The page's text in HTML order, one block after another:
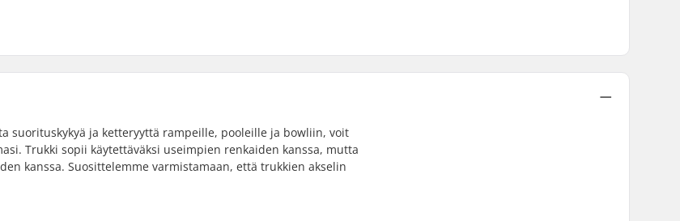
suorituskykyä ja ketteryyttä rampeille, pooleille ja bowliin, voit
Trukki sopii käytettäväksi useimpien renkaiden kanssa, mutta
kanssa. Suosittelemme varmistamaan, että trukkien akselin